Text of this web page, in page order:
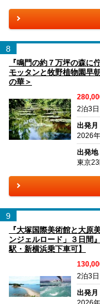
8
『鳴門の約７万坪の森に
モッタンと牧野植物園早
の華＞
2泊3日
出発月
2026
出発地
東京
9
『大塚国際美術館と大
ンジェルロード」３日間
駅・新横浜乗下車可】
2泊3日
出発月